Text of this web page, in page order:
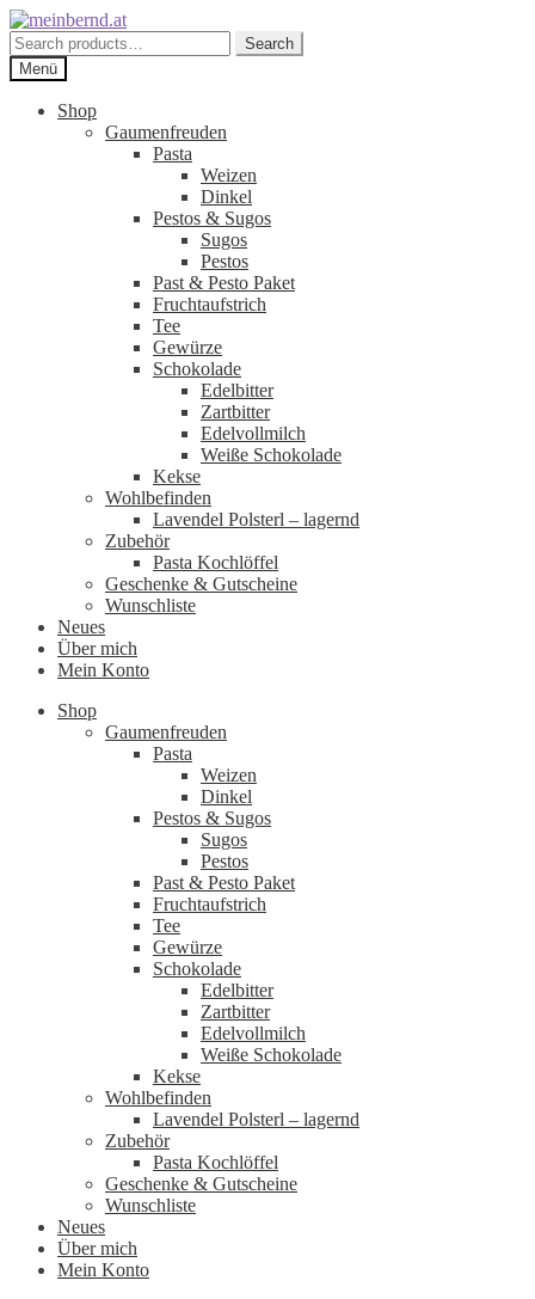
Zur
Navigation
springen
Zum
Inhalt
springen
Search
for:
Search
Menü
Shop
Gaumenfreuden
Pasta
Weizen
Dinkel
Pestos & Sugos
Sugos
Pestos
Past & Pesto Paket
Fruchtaufstrich
Tee
Gewürze
Schokolade
Edelbitter
Zartbitter
Edelvollmilch
Weiße Schokolade
Kekse
Wohlbefinden
Lavendel Polsterl – lagernd
Zubehör
Pasta Kochlöffel
Geschenke & Gutscheine
Wunschliste
Neues
Über mich
Mein Konto
Shop
Gaumenfreuden
Pasta
Weizen
Dinkel
Pestos & Sugos
Sugos
Pestos
Past & Pesto Paket
Fruchtaufstrich
Tee
Gewürze
Schokolade
Edelbitter
Zartbitter
Edelvollmilch
Weiße Schokolade
Kekse
Wohlbefinden
Lavendel Polsterl – lagernd
Zubehör
Pasta Kochlöffel
Geschenke & Gutscheine
Wunschliste
Neues
Über mich
Mein Konto